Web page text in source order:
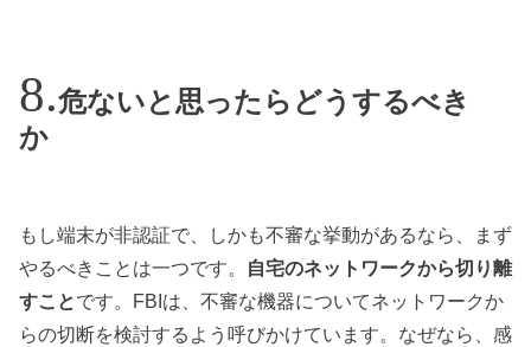
危ないと思ったらどうするべき
か
もし端末が非認証で、しかも不審な挙動があるなら、まず
やるべきことは一つです。
自宅のネットワークから切り離
すことです。FBIは、不審な機器についてネットワークか
らの切断を検討するよう呼びかけています。なぜなら、感